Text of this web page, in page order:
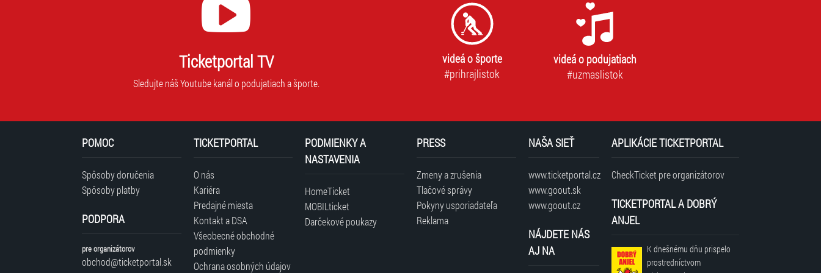
Ticketportal TV
Sledujte náš Youtube kanál o podujatiach a športe.
videá o športe
#prihrajlistok
videá o podujatiach
#uzmaslistok
POMOC
Spôsoby doručenia
Spôsoby platby
PODPORA
pre organizátorov
obchod@ticketportal.sk
TICKETPORTAL
O nás
Kariéra
Predajné miesta
Kontakt a DSA
Všeobecné obchodné
podmienky
Ochrana osobných údajov
PODMIENKY A
NASTAVENIA
HomeTicket
MOBILticket
Darčekové poukazy
PRESS
Zmeny a zrušenia
Tlačové správy
Pokyny usporiadateľa
Reklama
NAŠA SIEŤ
www.ticketportal.cz
www.goout.sk
www.goout.cz
NÁJDETE NÁS
AJ NA
APLIKÁCIE TICKETPORTAL
CheckTicket pre organizátorov
TICKETPORTAL A DOBRÝ
ANJEL
K dnešnému dňu prispelo
prostredníctvom